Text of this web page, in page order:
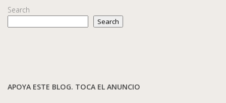
Search
Search
APOYA ESTE BLOG. TOCA EL ANUNCIO